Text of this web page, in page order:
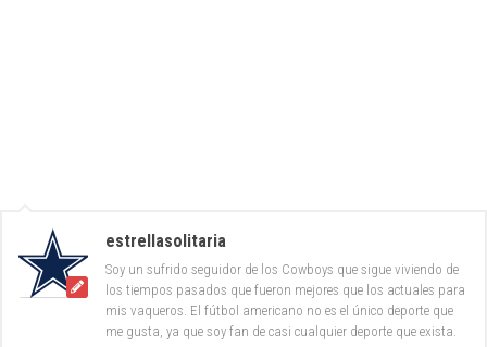
estrellasolitaria
Soy un sufrido seguidor de los Cowboys que sigue viviendo de
los tiempos pasados que fueron mejores que los actuales para
mis vaqueros. El fútbol americano no es el único deporte que
me gusta, ya que soy fan de casi cualquier deporte que exista.